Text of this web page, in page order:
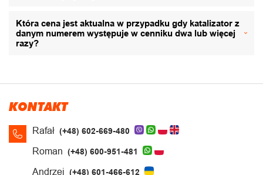
Która cena jest aktualna w przypadku gdy katalizator z
danym numerem występuje w cenniku dwa lub więcej
razy?
KONTAKT
Rafał (+48) 602-669-480
Roman (+48) 600-951-481
Andrzej (+48) 601-466-612